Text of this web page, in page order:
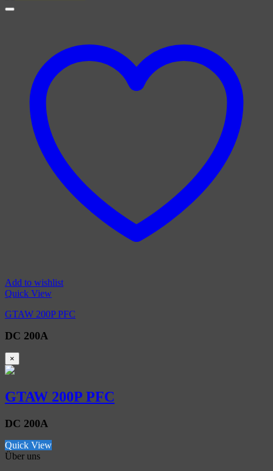
Add to wishlist
Quick View
GTAW 200P PFC
DC 200A
×
GTAW 200P PFC
DC 200A
Quick View
Über uns